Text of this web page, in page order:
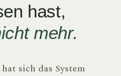
hast,
mehr.
sich das System